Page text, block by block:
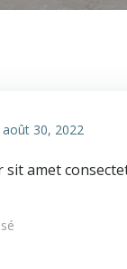
août 30, 2022
amet